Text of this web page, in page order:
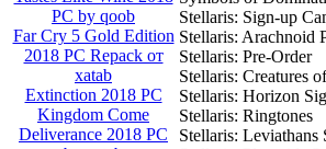
PC by qoob
Far Cry 5 Gold Edition
2018 PC Repack от
xatab
Extinction 2018 PC
Kingdom Come
Deliverance 2018 PC
Stellaris: Sign-up
Stellaris: Arachnoid
Stellaris: Pre-Order
Stellaris: Creatures
Stellaris: Horizon
Stellaris: Ringtones
Stellaris: Leviathans